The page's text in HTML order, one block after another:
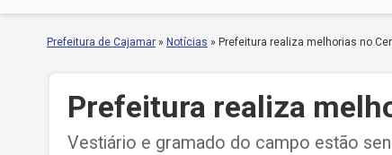
Prefeitura de Cajamar » Notícias » Prefeitura realiza melhorias no
Prefeitura realiza
Vestiário e gramado do campo estão